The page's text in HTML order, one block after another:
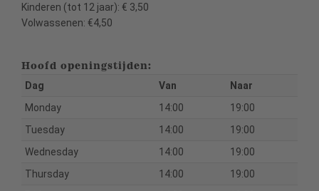
Kinderen (tot 12 jaar): € 3,50
Volwassenen: €4,50
Hoofd openingstijden:
Dag Van
Naar
Monday
14:00
19:00
Tuesday
14:00
19:00
Wednesday
14:00
19:00
Thursday
14:00
19:00